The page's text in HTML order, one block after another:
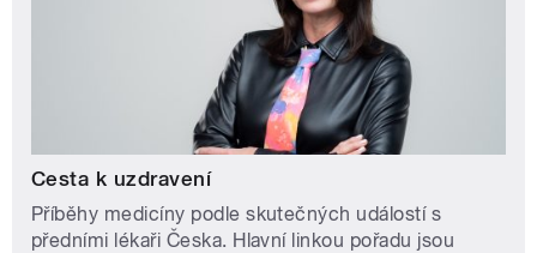
Cesta k uzdravení
Příběhy medicíny podle skutečných událostí s
předními lékaři Česka. Hlavní linkou pořadu jsou